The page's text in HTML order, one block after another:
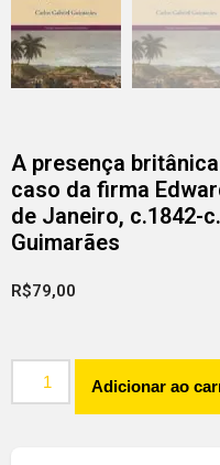
A presença
caso da firma
de Janeiro, c.1842-
Guimarães
R$79,00
Adicionar ao